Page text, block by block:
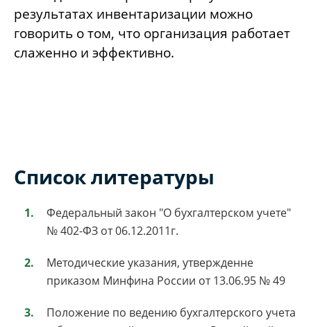
результатах инвентаризации можно
говорить о том, что организация работает
слаженно и эффективно.
Список литературы
Федеральный закон "О бухгалтерском учете"
№ 402-ФЗ от 06.12.2011г.
Методические указания, утвержденне
приказом Минфина России от 13.06.95 № 49
Положение по ведению бухгалтерского учета